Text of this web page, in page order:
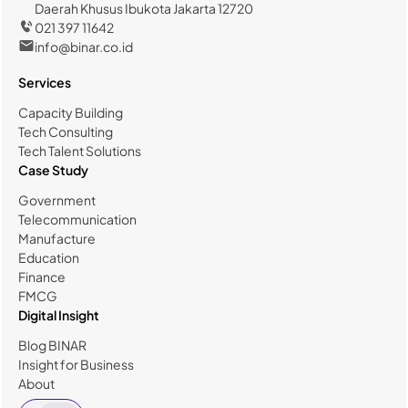
Daerah Khusus Ibukota Jakarta 12720
021 397 11642
info@binar.co.id
Services
Capacity Building
Tech Consulting
Tech Talent Solutions
Case Study
Government
Telecommunication
Manufacture
Education
Finance
FMCG
Digital Insight
Blog BINAR
Insight for Business
About